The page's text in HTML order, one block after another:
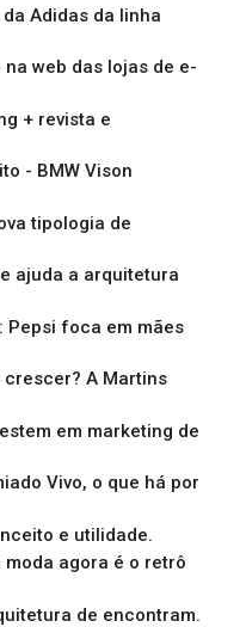
Adidas da linha
web das lojas de e-
+ revista e
- BMW Vison
tipologia de
ajuda a arquitetura
Pepsi foca em mães
crescer? A Martins
em marketing de
Vivo, o que há por
e utilidade.
moda agora é o retrô
de encontram.